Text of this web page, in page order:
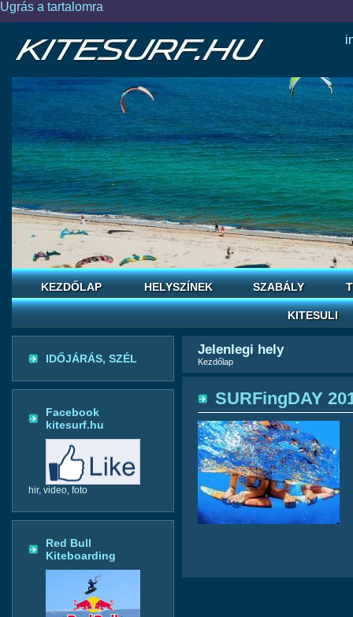
Ugrás a tartalomra
KEZDŐLAP HELYSZÍNEK SZABÁLY
KITESULI
IDŐJÁRÁS, SZÉL
Facebook
kitesurf.hu
hir, video, foto
Red Bull
Kiteboarding
Jelenlegi hely
Kezdőlap
SURFingDAY